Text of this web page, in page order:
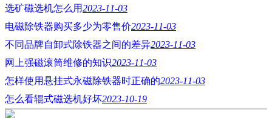
选矿磁选机怎么用2023-11-03
电磁除铁器购买多少为零售价2023-11-03
不同品牌自卸式除铁器之间的差异2023-11-03
网上强磁滚筒维修的知识2023-11-03
怎样使用悬挂式永磁除铁器时正确的2023-11-03
怎么看辊式磁选机好坏2023-10-19